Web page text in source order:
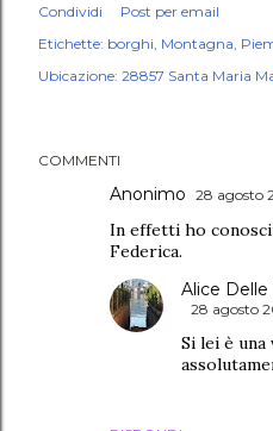
Condividi
Post per email
Etichette: borghi Montagna
Ubicazione: 28857 Santa Maria
COMMENTI
Anonimo 28 agosto
In effetti ho
Federica.
Alice
28 agosto
Si lei è una